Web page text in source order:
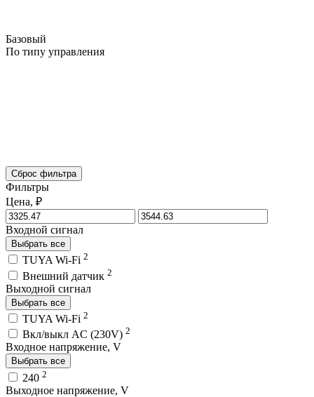
Базовый
По типу управления
Сброс фильтра
Фильтры
Цена, ₽
Входной сигнал
Выбрать все
TUYA Wi-Fi 2
Внешний датчик 2
Выходной сигнал
Выбрать все
TUYA Wi-Fi 2
Вкл/выкл AC (230V) 2
Входное напряжение, V
Выбрать все
240 2
Выходное напряжение, V